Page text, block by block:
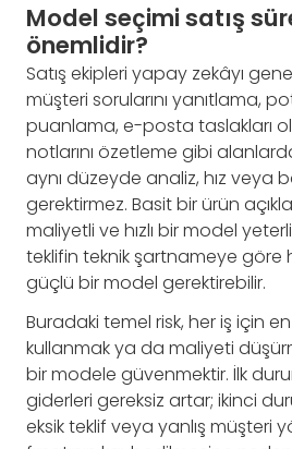
Model seçimi satış
önemlidir?
Satış ekipleri yapay zekâyı
müşteri sorularını yanıtlama,
puanlama, e-posta taslakları
notlarını özetleme gibi
aynı düzeyde analiz, hız veya
gerektirmez. Basit bir ürün
maliyetli ve hızlı bir model
teklifin teknik şartnameye göre
güçlü bir model gerektirebilir.
Buradaki temel risk, her iş için
kullanmak ya da maliyeti
bir modele güvenmektir. İlk
giderleri gereksiz artar; ikinci
eksik teklif veya yanlış müşteri